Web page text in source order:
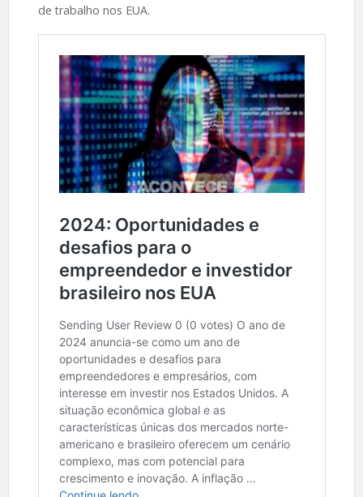
de trabalho nos EUA.